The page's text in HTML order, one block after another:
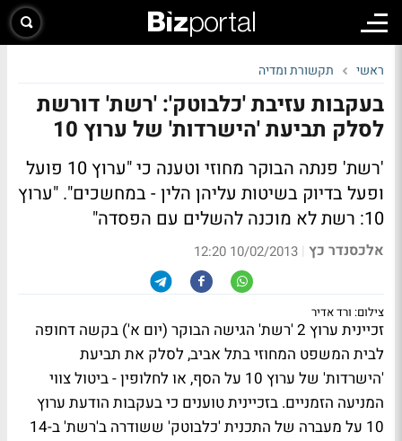
ראשי תקשורת ומדיה
בעקבות עזיבת 'כלבוטק': 'רשת' דורשת
לסלק תביעת 'הישרדות' של ערוץ 10
'רשת' פנתה הבוקר מחוזי וטענה כי "ערוץ 10 פועל
ופעל בדיוק בשיטות עליהן הלין - במחשכים". "ערוץ
10: רשת לא מוכנה להשלים עם הפסדה"
אלכסנדר כץ |
10/02/2013 12:20
צילום: ורד אדיר
זכיינית ערוץ 2 'רשת' הגישה הבוקר (יום א') בקשה דחופה
לבית המשפט המחוזי בתל אביב, לסלק את תביעת
'הישרדות' של ערוץ 10
על הסף, או לחלופין - ביטול צווי
המניעה הזמניים. בזכיינית טוענים כי בעקבות הודעת ערוץ
10 על מעברה של התכנית 'כלבוטק' ששודרה ב'רשת' ב-14